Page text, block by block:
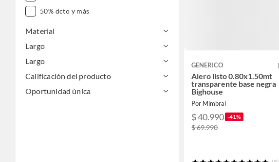
50% dcto y más
Material
Largo
Largo
Calificación del producto
Oportunidad única
GENERICO
Alero listo 0.80x1.50mt
transparente base negra
Bighouse
Por Mimbral
$ 40.990 -41%
$ 69.990